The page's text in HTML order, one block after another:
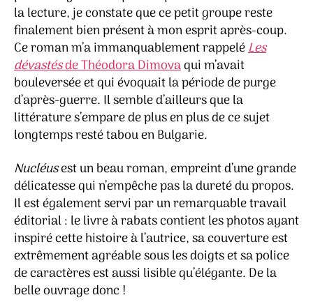
la lecture, je constate que ce petit groupe reste
finalement bien présent à mon esprit après-coup.
Ce roman m’a immanquablement rappeléLes
dévastésde Théodora Dimovaqui m’avait
bouleversée et qui évoquait la période de purge
d’après-guerre. Il semble d’ailleurs que la
littérature s’empare de plus en plus de ce sujet
longtemps resté tabou en Bulgarie.
Nucléusest un beau roman, empreint d’une grande
délicatesse qui n’empêche pas la dureté du propos.
Il est également servi par un remarquable travail
éditorial : le livre à rabats contient les photos ayant
inspiré cette histoire à l’autrice, sa couverture est
extrêmement agréable sous les doigts et sa police
de caractères est aussi lisible qu’élégante. De la
belle ouvrage donc !